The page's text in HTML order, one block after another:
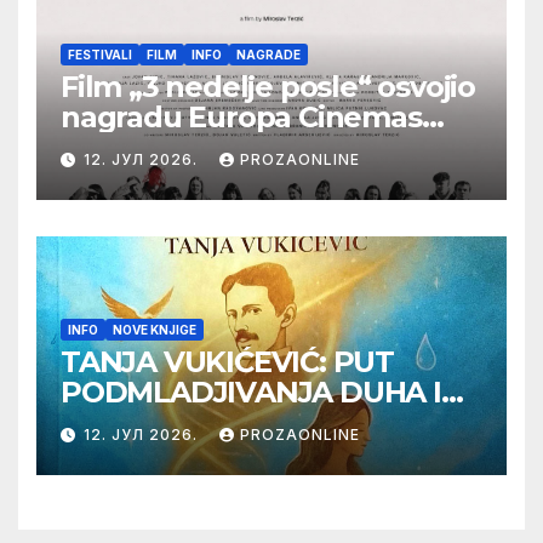
FESTIVALI FILM INFO NAGRADE
Film „3 nedelje posle“ osvojio
nagradu Europa Cinemas
Label na Filmskom festivalu
u Karlovim Varima
12. ЈУЛ 2026. PROZAONLINE
INFO NOVE KNJIGE
TANJA VUKIĆEVIĆ: PUT
PODMLADJIVANJA DUHA I
TELA SA TESLOM
12. ЈУЛ 2026. PROZAONLINE